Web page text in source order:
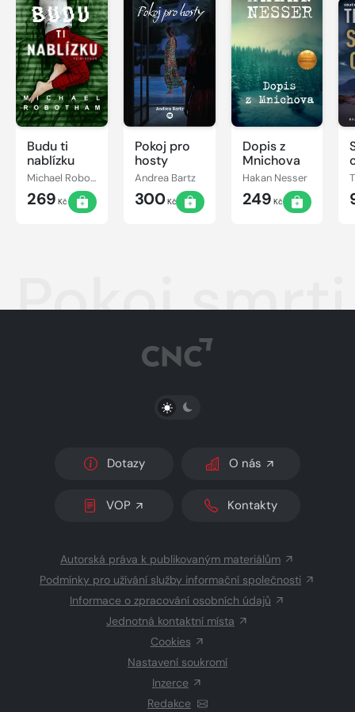
Budu ti
nablízku
Michael Robotham
269 Kč
Pokoj pro
hosty
Andrea Bartz
300Kč
Dopis z
Mnichova
Hakan Nesser
249 Kč
Pokoj smrti
PŘEPNOUT SVĚTLÝ/TMAVÝ REŽIM
Dotazy O nás
VOP Kontakty
Autorská práva k publikovaným materiálům
Podmínky pro užívání služby informační společnosti
Informace o zpracování osobních údajů
Jednotná kontaktní místa
Cookies
Nastavení soukromí
Inzerce
Redakce